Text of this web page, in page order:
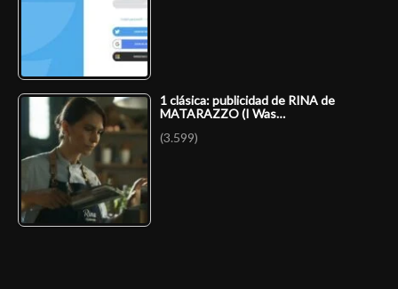
1 clásica: publicidad de RINA de
MATARAZZO (I Was…
(3.599)